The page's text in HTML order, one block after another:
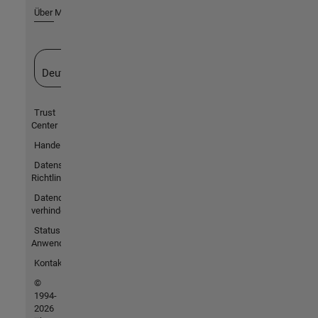
Über MathWorks
Deutschland
Trust
Center
Handelsmarken
Datenschutz-
Richtlinien
Datendiebstahl
verhindern
Status von
Anwendungen
Kontakt
©
1994-
2026